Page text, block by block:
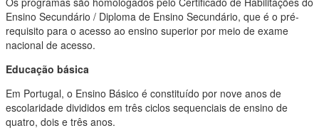
Ensino Secundário / Diploma de Ensino Secundário, que é o pré-
requisito para o acesso ao ensino superior por meio de exame
nacional de acesso.
Educação básica
Em Portugal, o Ensino Básico é constituído por nove anos de
escolaridade divididos em três ciclos sequenciais de ensino de
quatro, dois e três anos.